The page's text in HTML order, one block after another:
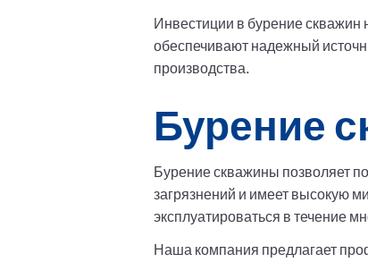
Инвестиции в бурение
обеспечивают надежный
производства.
Бурение
Бурение скважины позволяет
загрязнений и имеет высокую
эксплуатироваться в течение
Наша компания предлагает